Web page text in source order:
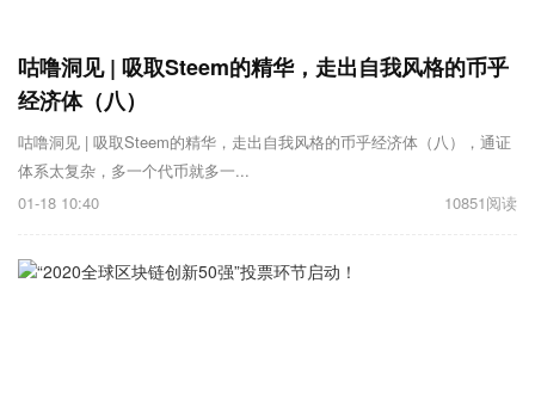
咕噜洞见 | 吸取Steem的精华，走出自我风格的币乎
经济体（八）
咕噜洞见 | 吸取Steem的精华，走出自我风格的币乎经济体（八），通证
体系太复杂，多一个代币就多一...
01-18 10:40
10851阅读